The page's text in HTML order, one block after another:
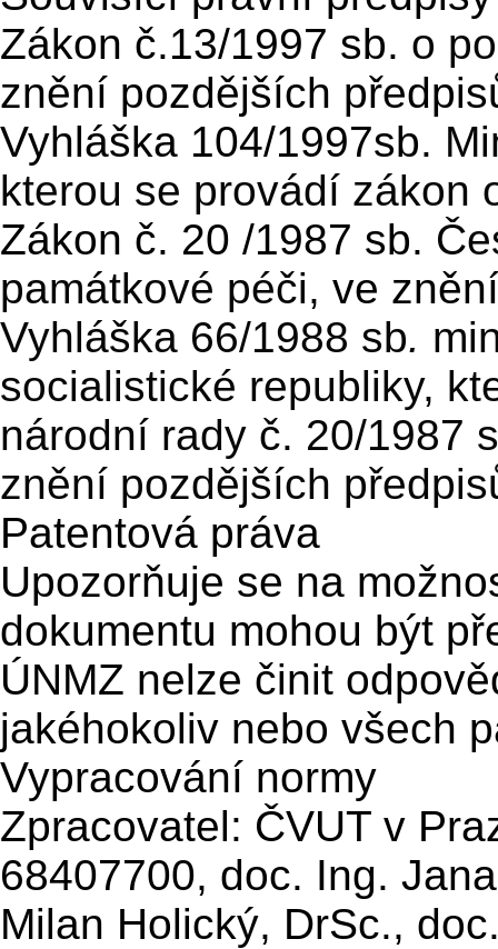
Zákon č.13/1997 sb. o
znění pozdějších
Vyhláška 104/1997sb.
kterou se provádí zákon
Zákon č. 20 /1987 sb.
památkové péči, ve
Vyhláška 66/1988 sb.
socialistické republiky,
národní rady č. 20/1987
znění pozdějších
Patentová práva
Upozorňuje se na
dokumentu mohou být
ÚNMZ nelze činit
jakéhokoliv nebo všech
Vypracování normy
Zpracovatel: ČVUT v
68407700, doc. Ing.
Milan Holický, DrSc.,